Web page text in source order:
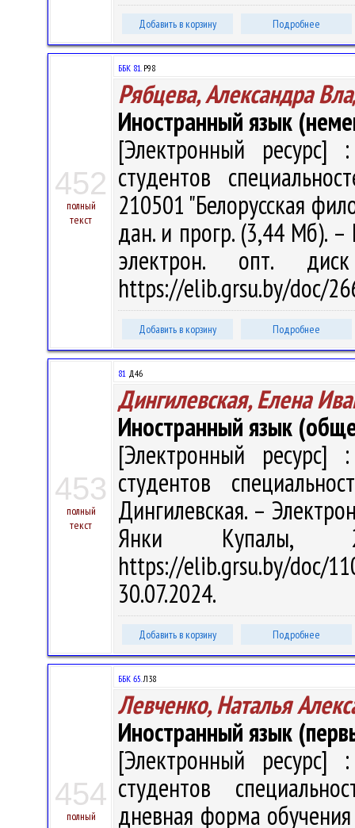
Добавить в корзину Подробнее
452
полный
текст
ББК 81.Р98
Рябцева, Александра
Иностранный язык
[Электронный ресурс]
студентов
210501 "Белорусская
дан. и прогр. (3,44 Мб).
электрон. опт.
https://elib.grsu.by/doc/
Добавить в корзину Подробнее
453
полный
текст
81 Д46
Дингилевская, Елена
Иностранный язык
[Электронный ресурс]
студентов
Дингилевская. –
Янки Купалы,
https://elib.grsu.by/doc/
30.07.2024.
Добавить в корзину Подробнее
454
полный
ББК 65.Л38
Левченко, Наталья
Иностранный язык
[Электронный ресурс]
студентов
дневная форма